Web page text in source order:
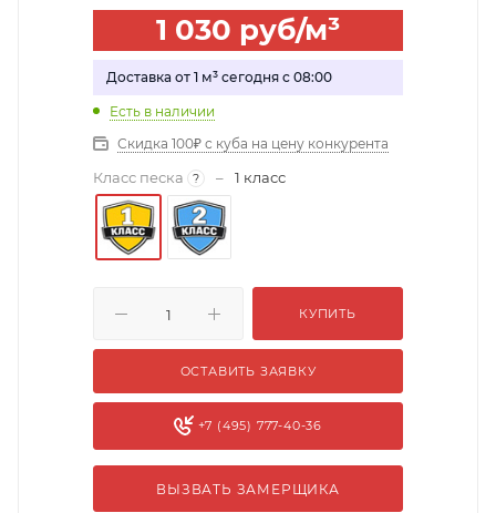
1 030 руб/м³
Доставка от 1 м³ сегодня с 08:00
Есть в наличии
Скидка 100₽ с куба на цену конкурента
Класс песка ? – 1 класс
КУПИТЬ
ОСТАВИТЬ ЗАЯВКУ
+7 (495) 777-40-36
ВЫЗВАТЬ ЗАМЕРЩИКА